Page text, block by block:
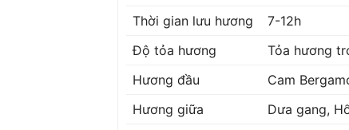
Thời gian lưu hương
7-12h
Độ tỏa hương
Tỏa hương
Hương đầu
Cam
Hương giữa
Dưa gang,